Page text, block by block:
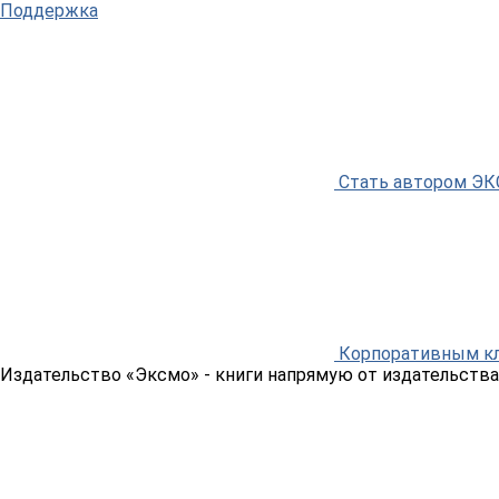
Поддержка
Стать автором
Корпоративным
Издательство «Эксмо» - книги напрямую от издательства